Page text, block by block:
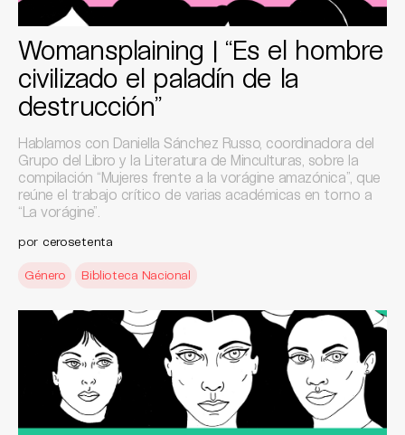
Womansplaining | “Es el hombre
civilizado el paladín de la
destrucción”
Hablamos con Daniella Sánchez Russo, coordinadora del
Grupo del Libro y la Literatura de Minculturas, sobre la
compilación “Mujeres frente a la vorágine amazónica”, que
reúne el trabajo crítico de varias académicas en torno a
“La vorágine”.
por cerosetenta
Género Biblioteca Nacional